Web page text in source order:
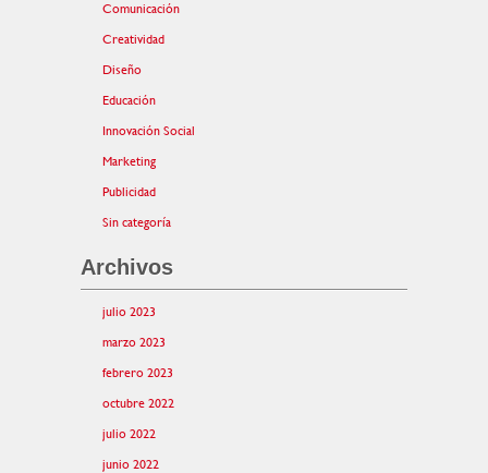
Comunicación
Creatividad
Diseño
Educación
Innovación Social
Marketing
Publicidad
Sin categoría
Archivos
julio 2023
marzo 2023
febrero 2023
octubre 2022
julio 2022
junio 2022